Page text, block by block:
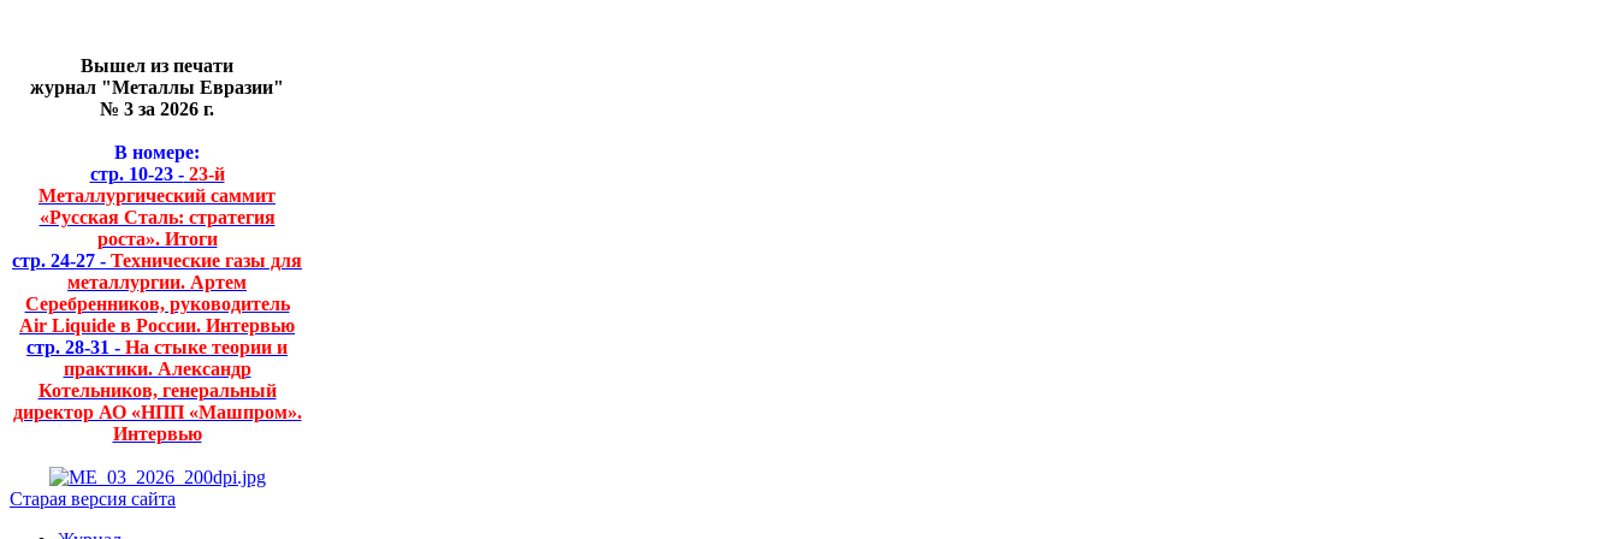
Вышел из печати
журнал "Металлы Евразии"
№ 3 за 2026 г.
В номере:
стр. 10-23 -23-й
Металлургический саммит
«Русская Сталь: стратегия
роста». Итоги
стр. 24-27 - Технические газы для
металлургии. Артем
Серебренников, руководитель
Air Liquide в России. Интервью
стр. 28-31 - На стыке теории и
практики. Александр
Котельников, генеральный
директор АО «НПП «Машпром».
Интервью
Старая версия сайта